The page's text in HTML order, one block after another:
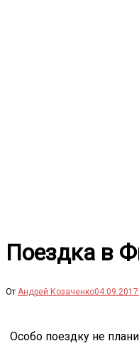
Поездка в
От Андрей Козаченко04.09.2017
Особо поездку не